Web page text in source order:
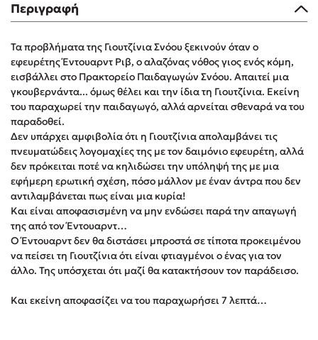
Παύλος Καστανάς
Στέφανος Ξενάκης
Sebastian Fitzek
Freida McFadden
Κατρίνα Τσάνταλη
Lucinda Riley
Mimi Matthews
Benzamin Bécue
Rebecca Yarros
Teo Benedetti
Τζένη Κουτσοδημητροπούλου
Emily Henry
Ali Hazelwood
Pierdomenico Baccalario
Περιγραφή
Τα προβλήματα της Γιουτζίνια Σνόου ξεκινούν όταν ο
εφευρέτης Έντουαρντ Ριβ, ο αλαζόνας νόθος γιος ενός κόμη,
εισβάλλει στο Πρακτορείο Παιδαγωγών Σνόου. Απαιτεί μια
γκουβερνάντα... όμως θέλει και την ίδια τη Γιουτζίνια. Εκείνη
του παραχωρεί την παιδαγωγό, αλλά αρνείται σθεναρά να του
παραδοθεί.
Δεν υπάρχει αμφιβολία ότι η Γιουτζίνια απολαμβάνει τις
πνευματώδεις λογομαχίες της με τον δαιμόνιο εφευρέτη, αλλά
δεν πρόκειται ποτέ να κηλιδώσει την υπόληψή της με μια
εφήμερη ερωτική σχέση, πόσο μάλλον με έναν άντρα που δεν
αντιλαμβάνεται πως είναι μια κυρία!
Και είναι αποφασισμένη να μην ενδώσει παρά την απαγωγή
της από τον Έντουαρντ…
Ο Έντουαρντ δεν θα διστάσει μπροστά σε τίποτα προκειμένου
να πείσει τη Γιουτζίνια ότι είναι φτιαγμένοι ο ένας για τον
άλλο. Της υπόσχεται ότι μαζί θα κατακτήσουν τον παράδεισο.
Και εκείνη αποφασίζει να του παραχωρήσει 7 λεπτά…